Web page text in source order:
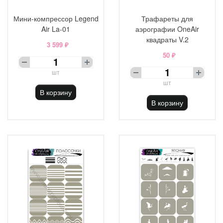
Мини-компрессор Legend
Air La-01
3 599 ₽
шт
В корзину
Трафареты для
аэрографии OneAir
квадраты V.2
50 ₽
шт
В корзину